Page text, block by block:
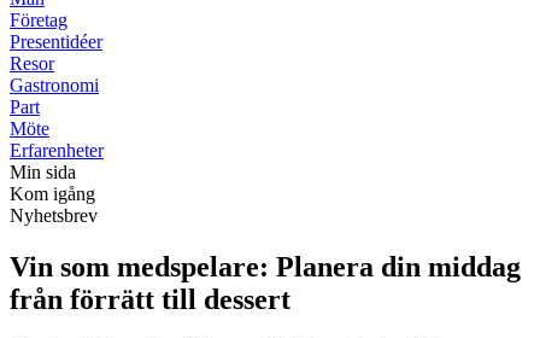
Företag
Presentidéer
Resor
Gastronomi
Part
Möte
Erfarenheter
Min sida
Kom igång
Nyhetsbrev
Vin som medspelare: Planera din middag
från förrätt till dessert